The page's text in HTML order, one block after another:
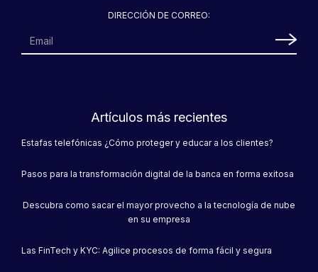
Coope San Marcos impulsa
mejoras en la atención de
App móvil
DIRECCIÓN DE CORREO:
Artículos más recientes
Estafas telefónicas ¿Cómo proteger y educar a los clientes?
Pasos para la transformación digital de la banca en forma exitosa
Descubra como sacar el mayor provecho a la tecnología de nube
en su empresa
Las FinTech y KYC: Agilice procesos de forma fácil y segura